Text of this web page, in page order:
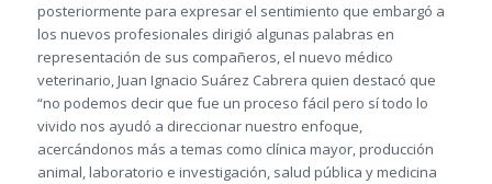
posteriormente para expresar el sentimiento que embargó a
los nuevos profesionales dirigió algunas palabras en
representación de sus compañeros, el nuevo médico
veterinario, Juan Ignacio Suárez Cabrera quien destacó que
“no podemos decir que fue un proceso fácil pero sí todo lo
vivido nos ayudó a direccionar nuestro enfoque,
acercándonos más a temas como clínica mayor, producción
animal, laboratorio e investigación, salud pública y medicina